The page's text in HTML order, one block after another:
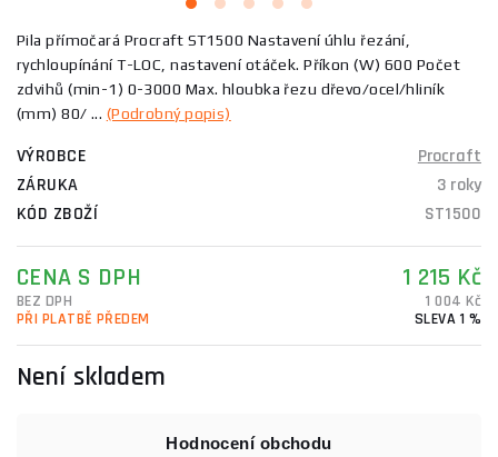
Pila přímočará Procraft ST1500 Nastavení úhlu řezání,
rychloupínání T-LOC, nastavení otáček. Příkon (W) 600 Počet
zdvihů (min-1) 0-3000 Max. hloubka řezu dřevo/ocel/hliník
(mm) 80/ ... (Podrobný popis)
VÝROBCE
Procraft
ZÁRUKA
3 roky
KÓD ZBOŽÍ
ST1500
CENA S DPH 1 215 Kč
BEZ DPH
1 004 Kč
PŘI PLATBĚ PŘEDEM
SLEVA 1 %
Není skladem
Hodnocení obchodu